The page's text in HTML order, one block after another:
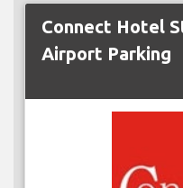
Connect Hotel
Airport Parking